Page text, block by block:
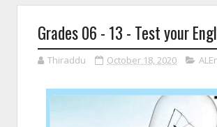
Grades 06 - 13 - Test your
Thiraddu October 18, 2020